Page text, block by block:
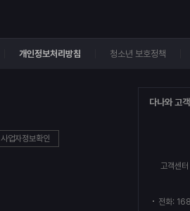
개인정보처리방침 청소년 보호정책
사업자정보확인
다나와 고
고객센
전화: